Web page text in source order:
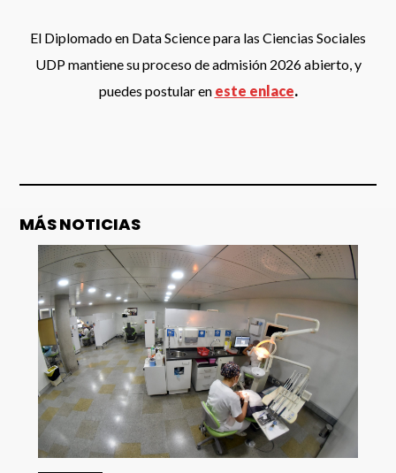
El Diplomado en Data Science para las Ciencias Sociales
UDP mantiene su proceso de admisión 2026 abierto, y
puedes postular en este enlace.
MÁS NOTICIAS